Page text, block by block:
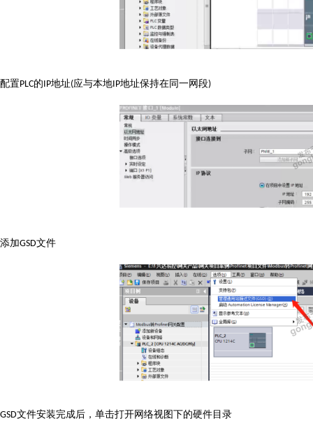
配置PLC的IP地址(应与本地IP地址保持在同一网段)
添加GSD文件
GSD文件安装完成后，单击打开网络视图下的硬件目录